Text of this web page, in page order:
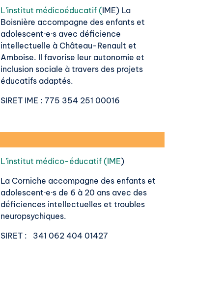
L’institut médicoéducatif (IME) La
Boisnière accompagne des enfants et
adolescent·e·s avec déficience
intellectuelle à Château-Renault et
Amboise. Il favorise leur autonomie et
inclusion sociale à travers des projets
éducatifs adaptés.
SIRET IME : 775 354 251 00016
L’institut médico-éducatif (IME)
La Corniche accompagne des enfants et
adolescent·e·s de 6 à 20 ans avec des
déficiences intellectuelles et troubles
neuropsychiques.
SIRET : 341 062 404 01427